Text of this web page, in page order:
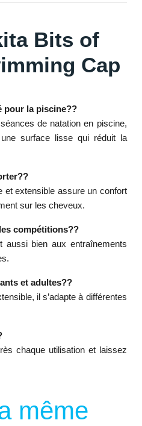
Bits of
Cap
pour la piscine??
de natation en piscine,
surface lisse qui réduit la
et extensible assure un confort
sur les cheveux.
compétitions??
bien aux entraînements
et adultes??
il s’adapte à différentes
chaque utilisation et laissez
même